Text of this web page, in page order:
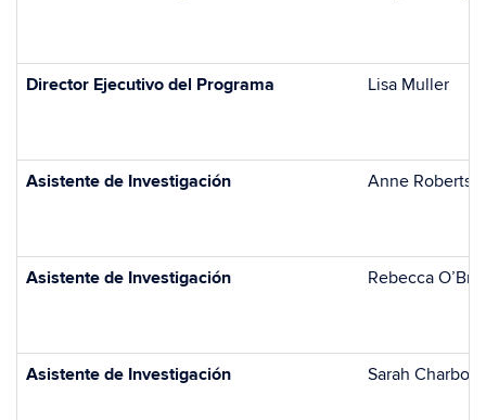
Director Ejecutivo del Programa Lisa Muller
Asistente de Investigación Anne Roberts
Asistente de Investigación Rebecca
Asistente de Investigación Sarah